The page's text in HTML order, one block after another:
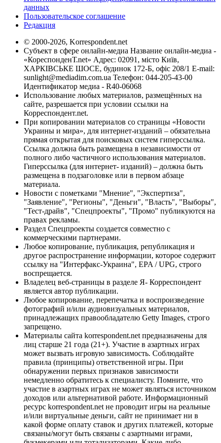
данных
Пользовательское соглашение
Редакция
© 2000-2026, Korrespondent.net
Субъект в сфере онлайн-медиа Название онлайн-медиа -
«КореспонденТ.net» Адрес: 02091, місто Київ,
ХАРКІВСЬКЕ ШОСЕ, будинок 172-Б, офіс 208/1 E-mail:
sunlight@mediadim.com.ua Телефон: 044-205-43-00
Идентификатор медиа - R40-06068
Использование любых материалов, размещённых на
сайте, разрешается при условии ссылки на
Корреспондент.net.
При копировании материалов со страницы «Новости
Украины и мира», для интернет-изданий – обязательна
прямая открытая для поисковых систем гиперссылка.
Ссылка должна быть размещена в независимости от
полного либо частичного использования материалов.
Гиперссылка (для интернет- изданий) – должна быть
размещена в подзаголовке или в первом абзаце
материала.
Новости с пометками "Мнение", "Экспертиза",
"Заявление", "Регионы", "Деньги", "Власть", "Выборы",
"Тест-драйв", "Спецпроекты", "Промо" публикуются на
правах рекламы.
Раздел Спецпроекты создается совместно с
коммерческими партнерами.
Любое копирование, публикация, републикация и
другое распространение информации, которое содержит
ссылку на "Интерфакс-Украина", EPA / UPG, строго
воспрещается.
Владелец веб-страницы в разделе Я- Корреспондент
является автор публикации.
Любое копирование, перепечатка и воспроизведение
фотографий и/или аудиовизуальных материалов,
принадлежащих правообладателю Getty Images, строго
запрещено.
Материалы сайта korrespondent.net предназначены для
лиц старше 21 года (21+). Участие в азартных играх
может вызвать игровую зависимость. Соблюдайте
правила (принципы) ответственной игры. При
обнаружении первых признаков зависимости
немедленно обратитесь к специалисту. Помните, что
участие в азартных играх не может являться источником
доходов или альтернативой работе. Информационный
ресурс korrespondent.net не проводит игры на реальные
и/или виртуальные деньги, сайт не принимает ни в
какой форме оплату ставок и других платежей, которые
связаны/могут быть связаны с азартными играми,